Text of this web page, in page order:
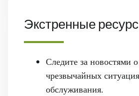
Экстренные
Следите за новостями
чрезвычайных
обслуживания.